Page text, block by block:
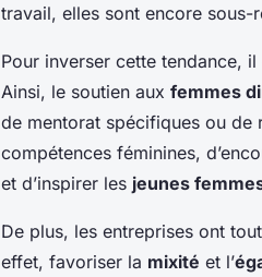
travail, elles sont encore sous-
Pour inverser cette tendance,
Ainsi, le soutien aux femmes
de mentorat spécifiques ou de
compétences féminines,
et d’inspirer les jeunes
De plus, les entreprises ont
effet, favoriser la mixité et l’